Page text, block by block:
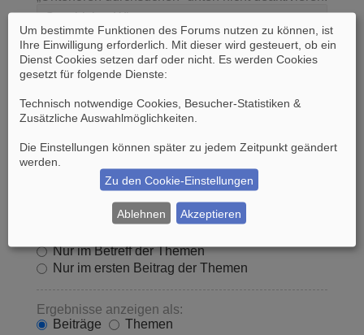
Unterforen durchsuchen:
Nein
Innerhalb suchen:
Betreff und Text der Beiträge
Nur im Betreff der Themen
Nur im ersten Beitrag der Themen
Ergebnisse anzeigen als:
Beiträge
Themen
Um bestimmte Funktionen des Forums nutzen zu können, ist
Ihre Einwilligung erforderlich. Mit dieser wird gesteuert, ob ein
Dienst Cookies setzen darf oder nicht. Es werden Cookies
gesetzt für folgende Dienste:
Technisch notwendige Cookies, Besucher-Statistiken &
Zusätzliche Auswahlmöglichkeiten
Die Einstellungen können später zu jedem Zeitpunkt geändert
werden.
Zu den Cookie-Einstellungen
Ablehnen Akzeptieren